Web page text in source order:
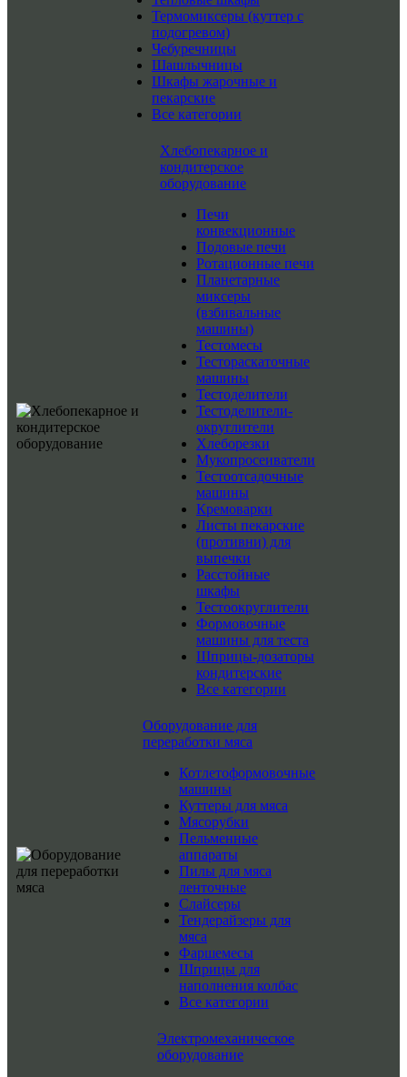
Термомиксеры (куттер с
подогревом)
Чебуречницы
Шашлычницы
Шкафы жарочные и
пекарские
Все категории
Хлебопекарное и
кондитерское
оборудование
Печи
конвекционные
Подовые печи
Ротационные печи
Планетарные
миксеры
(взбивальные
машины)
Тестомесы
Тестораскаточные
машины
Тестоделители
Тестоделители-
округлители
Хлеборезки
Мукопросеиватели
Тестоотсадочные
машины
Кремоварки
Листы пекарские
(противни) для
выпечки
Расстойные
шкафы
Тестоокруглители
Формовочные
машины для теста
Шприцы-дозаторы
кондитерские
Все категории
Оборудование для
переработки мяса
Котлетоформовочные
машины
Куттеры для мяса
Мясорубки
Пельменные
аппараты
Пилы для мяса
ленточные
Слайсеры
Тендерайзеры для
мяса
Фаршемесы
Шприцы для
наполнения колбас
Все категории
Электромеханическое
оборудование